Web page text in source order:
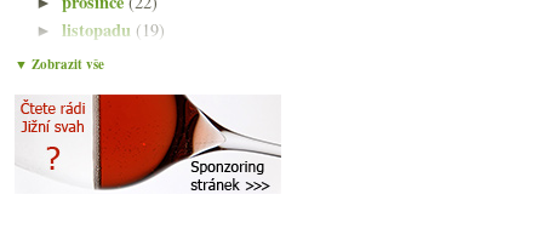
►listopadu (19)
►října(22)
►srpna
► července(23)
► června (25)
▼ Zobrazit vše